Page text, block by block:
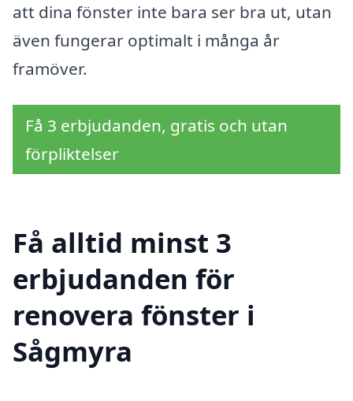
att dina fönster inte bara ser bra ut, utan
även fungerar optimalt i många år
framöver.
Få 3 erbjudanden, gratis och utan
förpliktelser
Få alltid minst 3
erbjudanden för
renovera fönster i
Sågmyra